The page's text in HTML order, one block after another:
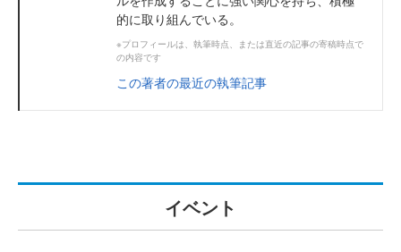
的に取り組んでいる。
※プロフィールは、執筆時点、または直近の記事の寄稿時点で
の内容です
この著者の最近の執筆記事
イベント